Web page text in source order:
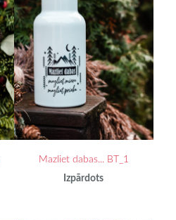
Mazliet dabas... BT_1
Izpārdots